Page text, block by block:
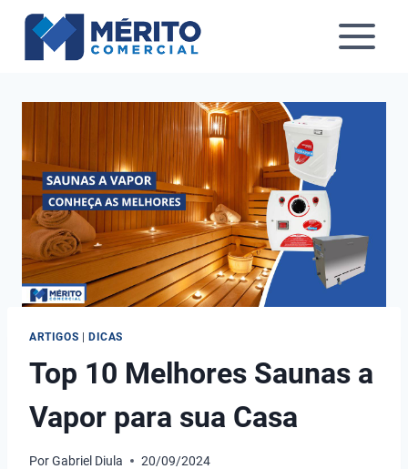
Pular
ARTIGOS DICAS
Top 10 Melhores Saunas a
Vapor para sua Casa
PorGabriel Diula 20/09/2024